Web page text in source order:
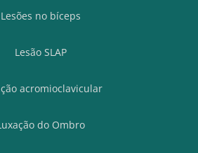
Lesões no bíceps
Lesão SLAP
acromioclavicular
do Ombro